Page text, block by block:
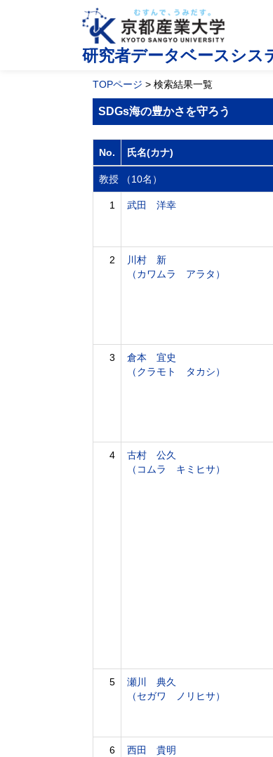
研究者データベースシス
TOPページ > 検索結果一覧
SDGs海の豊かさを守ろう
No. 氏名(カナ)
教授 （10名）
1 武田 洋幸
2
川村 新
（カワムラ アラタ）
3
倉本 宜史
（クラモト タカシ）
4
古村 公久
（コムラ キミヒサ）
5
瀬川 典久
（セガワ ノリヒサ）
6
西田 貴明